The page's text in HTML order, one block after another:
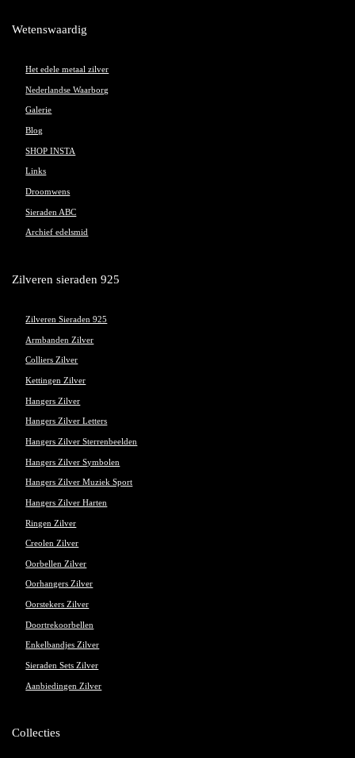
Wetenswaardig
Het edele metaal zilver
Nederlandse Waarborg
Galerie
Blog
SHOP INSTA
Links
Droomwens
Sieraden ABC
Archief edelsmid
Zilveren sieraden 925
Zilveren Sieraden 925
Armbanden Zilver
Colliers Zilver
Kettingen Zilver
Hangers Zilver
Hangers Zilver Letters
Hangers Zilver Sterrenbeelden
Hangers Zilver Symbolen
Hangers Zilver Muziek Sport
Hangers Zilver Harten
Ringen Zilver
Creolen Zilver
Oorbellen Zilver
Oorhangers Zilver
Oorstekers Zilver
Doortrekoorbellen
Enkelbandjes Zilver
Sieraden Sets Zilver
Aanbiedingen Zilver
Collecties